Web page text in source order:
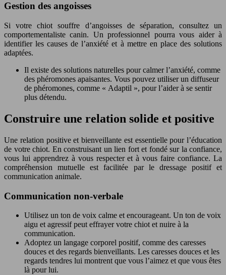
Gestion des angoisses
Si votre chiot souffre d’angoisses de séparation, consultez un
comportementaliste canin. Un professionnel pourra vous aider à
identifier les causes de l’anxiété et à mettre en place des solutions
adaptées.
Il existe des solutions naturelles pour calmer l’anxiété, comme
des phéromones apaisantes. Vous pouvez utiliser un diffuseur
de phéromones, comme « Adaptil », pour l’aider à se sentir
plus détendu.
Construire une relation solide et positive
Une relation positive et bienveillante est essentielle pour l’éducation
de votre chiot. En construisant un lien fort et fondé sur la confiance,
vous lui apprendrez à vous respecter et à vous faire confiance. La
compréhension mutuelle est facilitée par le dressage positif et
communication animale.
Communication non-verbale
Utilisez un ton de voix calme et encourageant. Un ton de voix
aigu et agressif peut effrayer votre chiot et nuire à la
communication.
Adoptez un langage corporel positif, comme des caresses
douces et des regards bienveillants. Les caresses douces et les
regards tendres lui montrent que vous l’aimez et que vous êtes
là pour lui.